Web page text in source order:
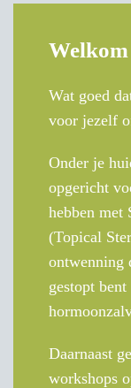
Welkom
Wat goed
voor jezelf
Onder je
opgericht
hebben
(Topical
ontwenning
gestopt
Daarnaast
workshops